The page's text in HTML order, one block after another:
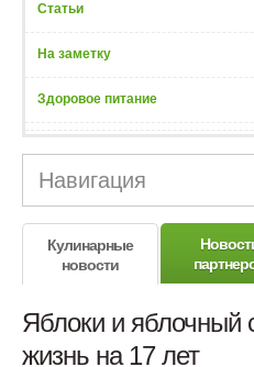
Статьи
На заметку
Здоровое питание
Навигация
Кулинарные
новости
Яблоки и яблочный
жизнь на 17 лет